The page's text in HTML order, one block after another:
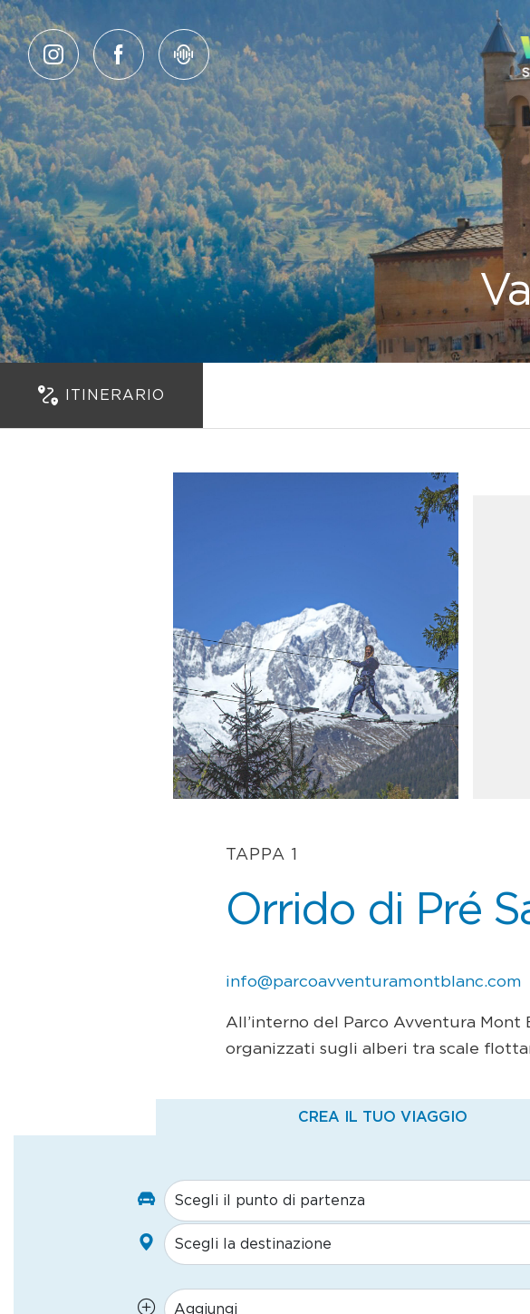
Salta al contenuto
ITINERARIO
TAPPA 1
Orrido di Pré
info@parcoavventuramontblanc.com
All’interno del Parco Avventura
organizzati sugli alberi tra scale